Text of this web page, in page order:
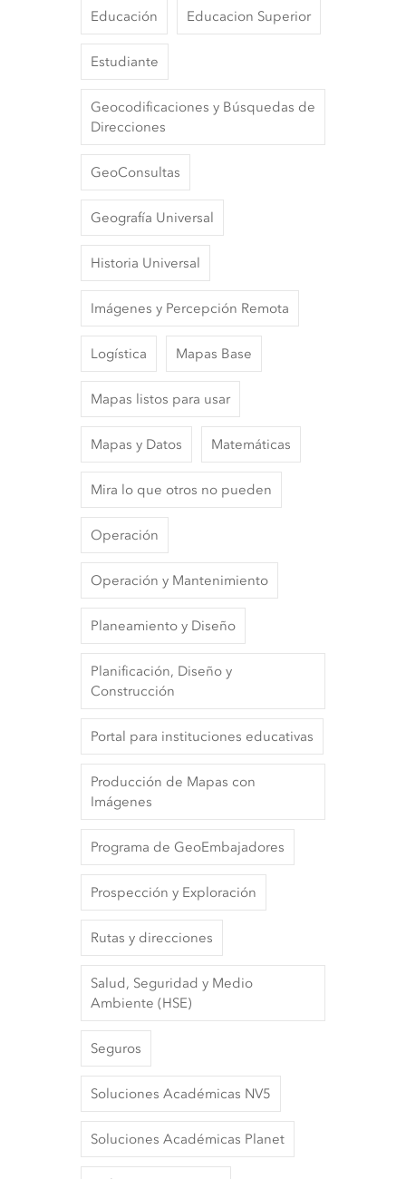
Educación Educacion Superior
Estudiante
Geocodificaciones y Búsquedas de
Direcciones
GeoConsultas
Geografía Universal
Historia Universal
Imágenes y Percepción Remota
Logística Mapas Base
Mapas listos para usar
Mapas y Datos Matemáticas
Mira lo que otros no pueden
Operación
Operación y Mantenimiento
Planeamiento y Diseño
Planificación, Diseño y
Construcción
Portal para instituciones educativas
Producción de Mapas con
Imágenes
Programa de GeoEmbajadores
Prospección y Exploración
Rutas y direcciones
Salud, Seguridad y Medio
Ambiente (HSE)
Seguros
Soluciones Académicas NV5
Soluciones Académicas Planet